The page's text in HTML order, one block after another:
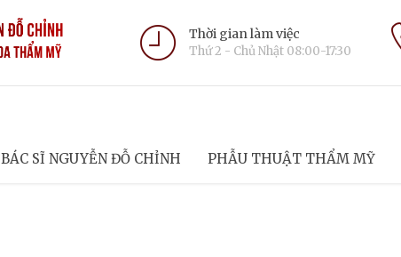
Thời gian làm việc
Thứ 2 - Chủ Nhật 08:00-17:30
BÁC SĨ NGUYỄN ĐỖ CHỈNH PHẪU THUẬT THẨM MỸ